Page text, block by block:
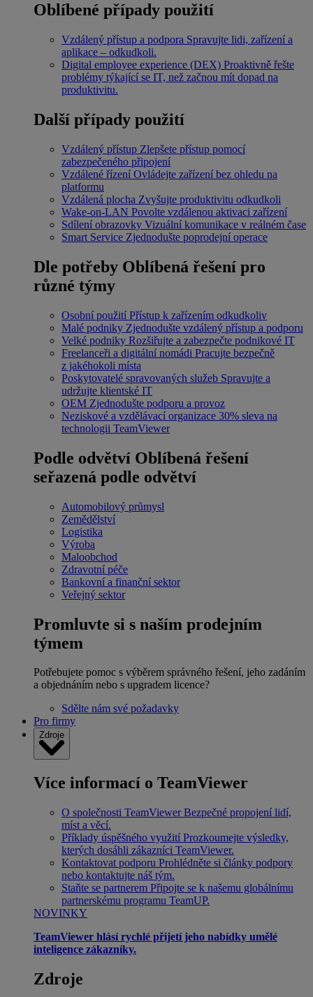
Oblíbené případy použití
Vzdálený přístup a podpora Spravujte lidi, zařízení a
aplikace – odkudkoli.
Digital employee experience (DEX) Proaktivně řešte
problémy týkající se IT, než začnou mít dopad na
produktivitu.
Další případy použití
Vzdálený přístup Zlepšete přístup pomocí
zabezpečeného připojení
Vzdálené řízení Ovládejte zařízení bez ohledu na
platformu
Vzdálená plocha Zvyšujte produktivitu odkudkoli
Wake-on-LAN Povolte vzdálenou aktivaci zařízení
Sdílení obrazovky Vizuální komunikace v reálném čase
Smart Service Zjednodušte poprodejní operace
Dle potřeby Oblíbená řešení pro
různé týmy
Osobní použití Přístup k zařízením odkudkoliv
Malé podniky Zjednodušte vzdálený přístup a podporu
Velké podniky Rozšiřujte a zabezpečte podnikové IT
Freelanceři a digitální nomádi Pracujte bezpečně
z jakéhokoli místa
Poskytovatelé spravovaných služeb Spravujte a
udržujte klientské IT
OEM Zjednodušte podporu a provoz
Neziskové a vzdělávací organizace 30% sleva na
technologii TeamViewer
Podle odvětví Oblíbená řešení
seřazená podle odvětví
Automobilový průmysl
Zemědělství
Logistika
Výroba
Maloobchod
Zdravotní péče
Bankovní a finanční sektor
Veřejný sektor
Promluvte si s naším prodejním
týmem
Potřebujete pomoc s výběrem správného řešení, jeho zadáním
a objednáním nebo s upgradem licence?
Sdělte nám své požadavky
Pro firmy
Zdroje
Více informací o TeamViewer
O společnosti TeamViewer Bezpečné propojení lidí,
míst a věcí.
Příklady úspěšného využití Prozkoumejte výsledky,
kterých dosáhli zákazníci TeamViewer.
Kontaktovat podporu Prohlédněte si články podpory
nebo kontaktujte náš tým.
Staňte se partnerem Připojte se k našemu globálnímu
partnerskému programu TeamUP.
NOVINKY
TeamViewer hlásí rychlé přijetí jeho nabídky umělé
inteligence zákazníky.
Zdroje